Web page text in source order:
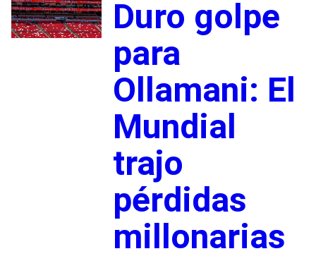
Duro golpe
para
Ollamani: El
Mundial
trajo
pérdidas
millonarias